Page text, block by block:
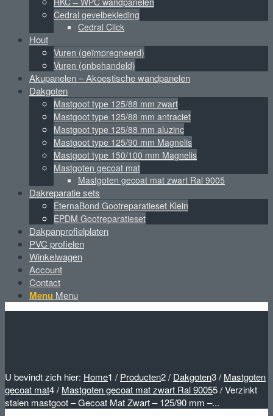
Cedral gevelbekleding
Cedral Click
Hout
Vuren (geïmpregneerd)
Vuren (onbehandeld)
Akupanelen – Akoestische wandpanelen
Dakgoten
Mastgoot type 125/88 mm zwart
Mastgoot type 125/88 mm antraciet
Mastgoot type 125/88 mm aluzinc
Mastgoot type 125/90 mm Magnelis
Mastgoot type 150/100 mm Magnelis
Mastgoten gecoat mat
Mastgoten gecoat mat zwart Ral 9005
Dakreparatie sets
EternaBond Gootreparatieset Klein
EPDM Gootreparatieset
Dakpanprofielplaten
PVC profielen
Winkelwagen
Account
Contact
Menu Menu
U bevindt zich hier: Home1 / Producten2/ Dakgoten3/ Mastgoten
gecoat mat4/ Mastgoten gecoat mat zwart Ral 90055/Verzinkt
stalen mastgoot – Gecoat Mat Zwart – 125/90 mm –...